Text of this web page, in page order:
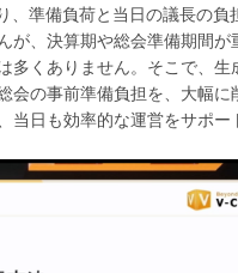
、準備負荷と当日の議長の
、決算期や総会準備期間
多くありません。そこで、
の事前準備負担を、大幅に
日も効率的な運営をサポー